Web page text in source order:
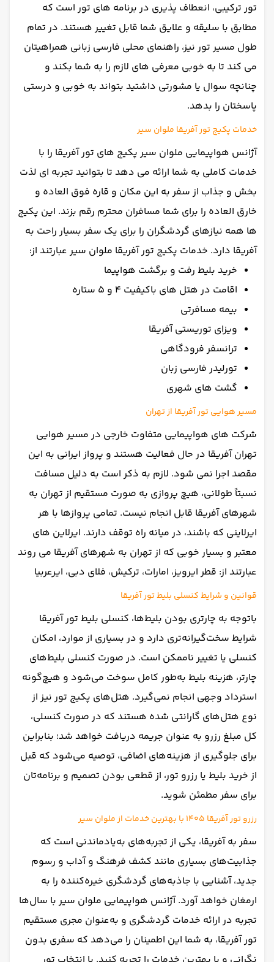
تور ترکیبی، انعطاف پذیری در برنامه های تور است که
مطابق با سلیقه و علایق شما قابل تغییر هستند. در تمام
طول مسیر تور نیز، راهنمای محلی فارسی زبانی همراهیتان
می کند تا به خوبی معرفی های لازم را به شما بکند و
چنانچه سوال یا مشورتی داشتید بتواند به خوبی و درستی
پاسختان را بدهد.
خدمات پکیج تور آفریقا ملوان سیر
آژانس هواپیمایی ملوان سیر پکیج های تور آفریقا را با
خدمات کاملی به شما ارائه می دهد تا بتوانید تجربه ای لذت
بخش و جذاب از سفر به این مکان و قاره فوق العاده و
خارق العاده را برای شما مسافران محترم رقم بزند. این پکیج
ها همه نیازهای گردشگران را برای یک سفر بسیار راحت به
آفریقا دارد. خدمات پکیج تور آفریقا ملوان سیر عبارتند از:
خرید بلیط رفت و برگشت هواپیما
اقامت در هتل های با‌کیفیت 4 و 5 ستاره
بیمه مسافرتی
ویزای توریستی آفریقا
ترانسفر فرودگاهی
تورلیدر فارسی زبان
گشت های شهری
مسیر هوایی تور آفریقا از تهران
شرکت های هواپیمایی متفاوت خارجی در مسیر هوایی
تهران آفریقا در حال فعالیت هستند و پرواز ایرانی به این
مقصد اجرا نمی شود. لازم به ذکر است به دلیل مسافت
نسبتاً طولانی، هیچ پروازی به صورت مستقیم از تهران به
شهرهای آفریقا قابل انجام نیست. تمامی پروازها با هر
ایرلاینی که باشند، در میانه راه توقف دارند. ایرلاین های
معتبر و بسیار خوبی که از تهران به شهرهای آفریقا می روند
عبارتند از: قطر ایرویز، امارات، ترکیش، فلای دبی، ایرعربیا
قوانین و شرایط کنسلی بلیط تور آفریقا
با‌توجه‌ به چارتری بودن بلیط‌ها، کنسلی بلیط تور آفریقا
شرایط سخت‌گیرانه‌تری دارد و در بسیاری از موارد، امکان
کنسلی یا تغییر ناممکن است. در صورت کنسلی بلیط‌های
چارتر، هزینه بلیط به‌طور کامل سوخت می‌شود و هیچ‌گونه
استرداد وجهی انجام نمی‌گیرد. هتل‌های پکیج‌ تور نیز از
نوع هتل‌های گارانتی شده هستند که در صورت کنسلی،
کل مبلغ رزرو به‌ عنوان جریمه دریافت خواهد شد؛ بنابراین
برای جلوگیری از هزینه‌های اضافی، توصیه می‌شود که قبل
از خرید بلیط یا رزرو تور، از قطعی بودن تصمیم و برنامه‌تان
برای سفر مطمئن شوید.
رزرو تور آفریقا 1405 با بهترین خدمات از ملوان سیر
سفر به آفریقا، یکی از تجربه‌های به‌یادماندنی است که
جذابیت‌های بسیاری مانند کشف فرهنگ و آداب‌ و رسوم
جدید، آشنایی با جاذبه‌های گردشگری خیره‌کننده را به
ارمغان خواهد آورد. آژانس هواپیمایی ملوان سیر با سال‌ها
تجربه در ارائه خدمات گردشگری و به‌عنوان مجری مستقیم
تور آفریقا، به شما این اطمینان را می‌دهد که سفری بدون